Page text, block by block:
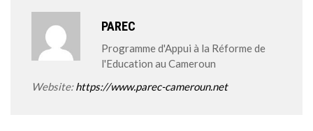
PAREC
Programme d'Appui à la Réforme de
l'Education au Cameroun
Website:https://www.parec-cameroun.net